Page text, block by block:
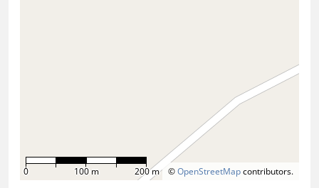
©OpenStreetMapcontributors.
0 100 m 200 m